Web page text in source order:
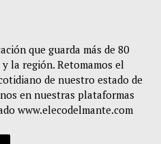
que guarda más de 80
la región. Retomamos el
de nuestro estado de
en nuestras plataformas
www.elecodelmante.com